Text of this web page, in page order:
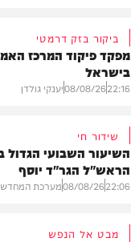
ביקור בזק דרמטי
מפקד פיקוד המרכז
בישראל
22:16
08/08/26יענקי גולדן
שידור חי
השיעור השבועי הגדול
הראש"ל הגר"ד יוסף
22:06
08/08/26מערכת המחדש
מבט אל הנפש